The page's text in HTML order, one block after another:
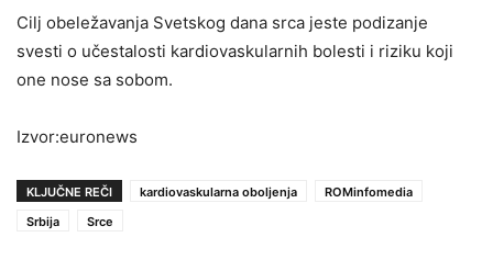
Cilj obeležavanja Svetskog dana srca jeste podizanje
svesti o učestalosti kardiovaskularnih bolesti i riziku koji
one nose sa sobom.
Izvor:euronews
KLJUČNE REČI kardiovaskularna oboljenja
ROMinfomedia
Srbija
Srce